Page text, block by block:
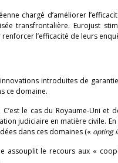
chargé d’améliorer
transfrontalière. Eurojust
l’efficacité de leurs
introduites de
ce domaine.
C’est le cas du Royaume-Uni et
judiciaire en matière civile.
dans ces domaines (« opting
assouplit le recours aux «